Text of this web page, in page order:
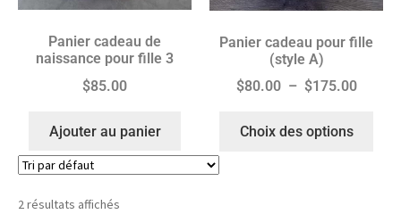
Panier cadeau de
naissance pour fille 3
$85.00
Ajouter au panier
Panier cadeau pour fille
(style A)
$80.00 – $175.00
Choix des options
2 résultats affichés